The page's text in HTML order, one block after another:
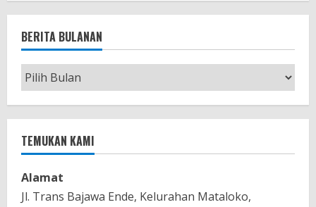
BERITA BULANAN
Berita
Bulanan
TEMUKAN KAMI
Alamat
Jl. Trans Bajawa Ende, Kelurahan Mataloko,